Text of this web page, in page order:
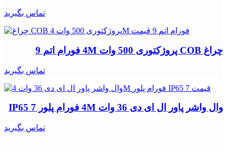
تماس بگیرید
چراغ COB پروژکتوری 500 وات 4M فورام اتم 9
تماس بگیرید
وال واشر پاور ال ای دی 36 وات 4M فورام پلور IP65 7
تماس بگیرید